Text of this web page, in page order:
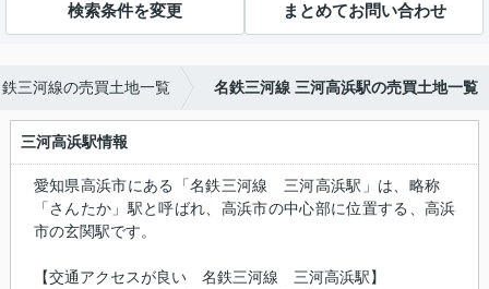
検索条件を変更 まとめてお問い合わせ
三河線の売買土地一覧 名鉄三河線 三河高浜駅の売買土地一覧
三河高浜駅情報
愛知県高浜市にある「名鉄三河線 三河高浜駅」は、略称
「さんたか」駅と呼ばれ、高浜市の中心部に位置する、高浜
市の玄関駅です。
【交通アクセスが良い 名鉄三河線 三河高浜駅】